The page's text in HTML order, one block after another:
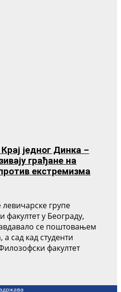
једног Динка –
грађане на
екстремизма
левичарске групе
у Београду,
се поштовањем
сад кад студенти
факултет